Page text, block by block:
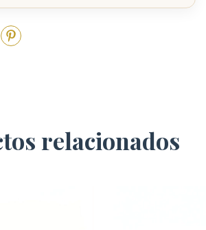
relacionados